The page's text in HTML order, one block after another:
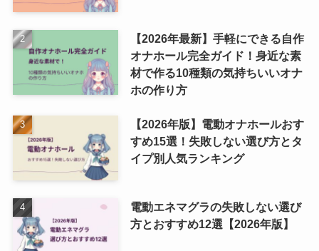
【2026年最新】手軽にできる自作
オナホール完全ガイド！身近な素
材で作る10種類の気持ちいいオナ
ホの作り方
【2026年版】電動オナホールおす
すめ15選！失敗しない選び方とタ
イプ別人気ランキング
電動エネマグラの失敗しない選び
方とおすすめ12選【2026年版】